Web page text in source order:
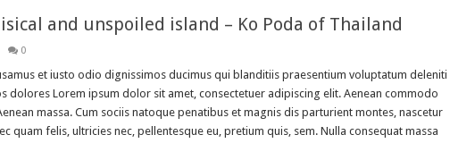
and unspoiled island – Ko Poda of Thailand
0
et iusto odio dignissimos ducimus qui blanditiis praesentium voluptatum deleniti
dolores Lorem ipsum dolor sit amet, consectetuer adipiscing elit. Aenean commodo
massa. Cum sociis natoque penatibus et magnis dis parturient montes, nascetur
quam felis, ultricies nec, pellentesque eu, pretium quis, sem. Nulla consequat massa